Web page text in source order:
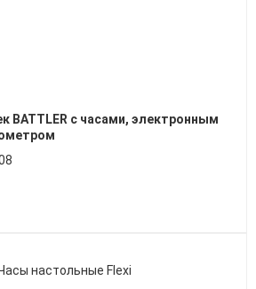
BATTLER с часами, электронным